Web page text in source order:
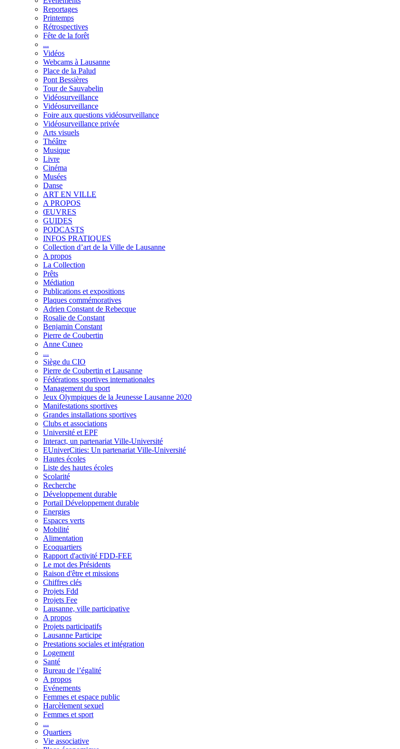
Reportages
Printemps
Rétrospectives
Fête de la forêt
...
Vidéos
Webcams à Lausanne
Place de la Palud
Pont Bessières
Tour de Sauvabelin
Vidéosurveillance
Vidéosurveillance
Foire aux questions vidéosurveillance
Vidéosurveillance privée
Arts visuels
Théâtre
Musique
Livre
Cinéma
Musées
Danse
ART EN VILLE
A PROPOS
ŒUVRES
GUIDES
PODCASTS
INFOS PRATIQUES
Collection d’art de la Ville de Lausanne
A propos
La Collection
Prêts
Médiation
Publications et expositions
Plaques commémoratives
Adrien Constant de Rebecque
Rosalie de Constant
Benjamin Constant
Pierre de Coubertin
Anne Cuneo
...
Siège du CIO
Pierre de Coubertin et Lausanne
Fédérations sportives internationales
Management du sport
Jeux Olympiques de la Jeunesse Lausanne 2020
Manifestations sportives
Grandes installations sportives
Clubs et associations
Université et EPF
Interact, un partenariat Ville-Université
EUniverCities: Un partenariat Ville-Université
Hautes écoles
Liste des hautes écoles
Scolarité
Recherche
Développement durable
Portail Développement durable
Energies
Espaces verts
Mobilité
Alimentation
Ecoquartiers
Rapport d'activité FDD-FEE
Le mot des Présidents
Raison d'être et missions
Chiffres clés
Projets Fdd
Projets Fee
Lausanne, ville participative
A propos
Projets participatifs
Lausanne Participe
Prestations sociales et intégration
Logement
Santé
Bureau de l’égalité
A propos
Evénements
Femmes et espace public
Harcèlement sexuel
Femmes et sport
...
Quartiers
Vie associative